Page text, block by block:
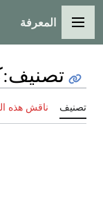
الرئيسية
المعرفة
تصنيف:كتب
ناقش هذه الصفحة